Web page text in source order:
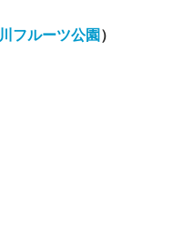
フルーツ公園）